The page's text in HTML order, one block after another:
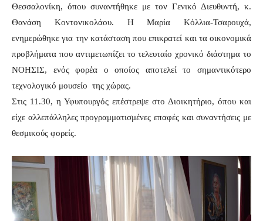
Θεσσαλονίκη, όπου συναντήθηκε με τον Γενικό Διευθυντή, κ.
Θανάση Κοντονικολάου. Η Μαρία Κόλλια-Τσαρουχά,
ενημερώθηκε για την κατάσταση που επικρατεί και τα οικονομικά
προβλήματα που αντιμετωπίζει το τελευταίο χρονικό διάστημα το
ΝΟΗΣΙΣ, ενός φορέα ο οποίος αποτελεί το σημαντικότερο
τεχνολογικό μουσείο της χώρας.
Στις 11.30, η Υφυπουργός επέστρεψε στο Διοικητήριο, όπου και
είχε αλλεπάλληλες προγραμματισμένες επαφές και συναντήσεις με
θεσμικούς φορείς.